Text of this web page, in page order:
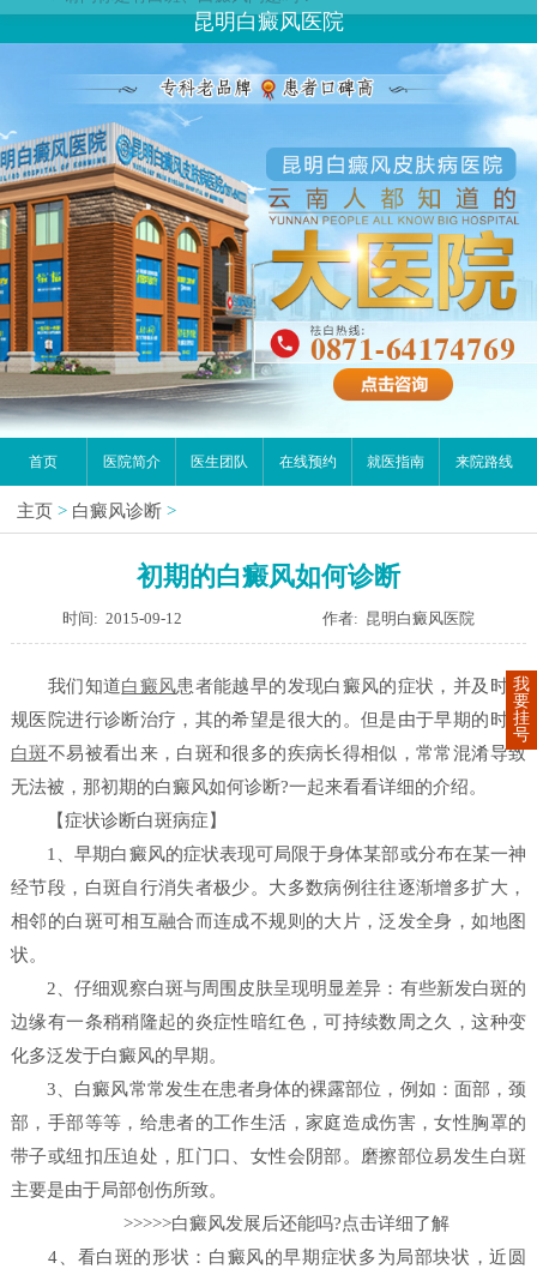
昆明白癜风医院
首页 医院简介 医生团队 在线预约 就医指南 来院路线
主页 > 白癜风诊断 >
初期的白癜风如何诊断
时间: 2015-09-12 作者: 昆明白癜风医院
我们知道白癜风患者能越早的发现白癜风的症状，并及时正
规医院进行诊断治疗，其的希望是很大的。但是由于早期的时候
白斑不易被看出来，白斑和很多的疾病长得相似，常常混淆导致
无法被，那初期的白癜风如何诊断?一起来看看详细的介绍。
【症状诊断白斑病症】
1、早期白癜风的症状表现可局限于身体某部或分布在某一神
经节段，白斑自行消失者极少。大多数病例往往逐渐增多扩大，
相邻的白斑可相互融合而连成不规则的大片，泛发全身，如地图
状。
2、仔细观察白斑与周围皮肤呈现明显差异：有些新发白斑的
边缘有一条稍稍隆起的炎症性暗红色，可持续数周之久，这种变
化多泛发于白癜风的早期。
3、白癜风常常发生在患者身体的裸露部位，例如：面部，颈
部，手部等等，给患者的工作生活，家庭造成伤害，女性胸罩的
带子或纽扣压迫处，肛门口、女性会阴部。磨擦部位易发生白斑
主要是由于局部创伤所致。
>>>>>白癜风发展后还能吗?点击详细了解
4、看白斑的形状：白癜风的早期症状多为局部块状，近圆
我
要
挂
号